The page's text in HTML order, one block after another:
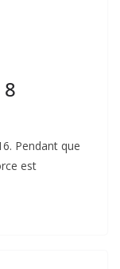
Pendant que
est